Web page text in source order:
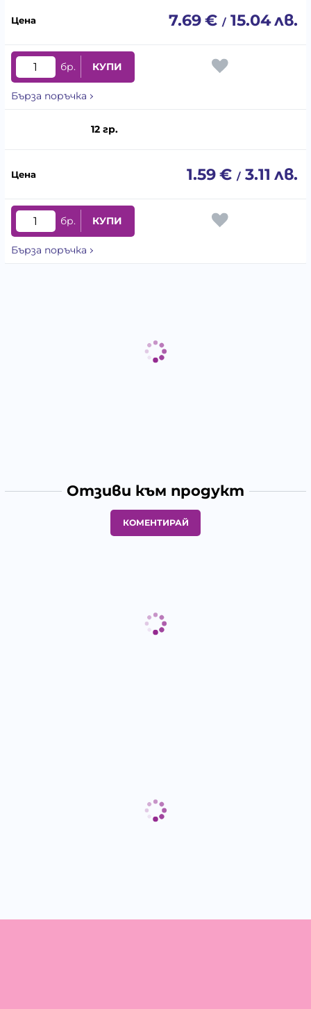
7.69€ / 15.04лв.
бр. КУПИ
Бърза поръчка
12 гр.
1.59€ / 3.11 лв.
бр. КУПИ
Бърза поръчка
Отзиви към продукт
КОМЕНТИРАЙ